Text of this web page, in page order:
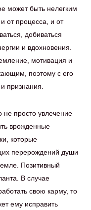
может быть нелегким
от процесса, и от
добиваться
и вдохновения.
мотивация и
поэтому с его
признания.
не просто увлечение
врожденные
которые
перерождений души
Позитивный
В случае
свою карму, то
ему исправить